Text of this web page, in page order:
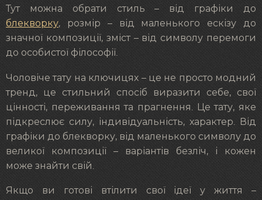
Тут можна обрати стиль – від графіки до
блекворку, розмір – від маленького ескізу до
значної композиції, зміст – від символу перемоги
до особистої філософії.
Чоловіче тату на ключицях – це не просто модний
тренд, це стильний спосіб виразити себе, свої
цінності, переживання та прагнення. Це тату, яке
підкреслює силу, індивідуальність, характер. Від
графіки до блекворку, від маленького символу до
великої композиції – варіантів безліч, і кожен
може знайти свій.
Якщо ви готові втілити свої ідеї у життя –